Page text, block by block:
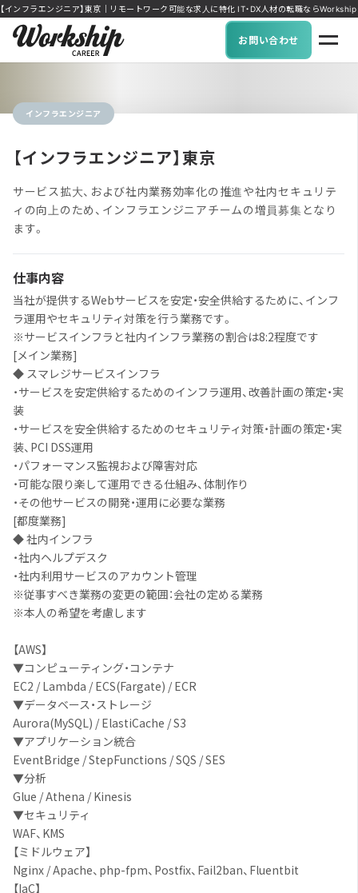
【インフラエンジニア】東京｜リモートワーク可能な求人に特化 IT・DX人材の転職ならWorkship
お問い合わせ
インフラエンジニア
【インフラエンジニア】東京
サービス拡大、および社内業務効率化の推進や社内セキュリテ
ィの向上のため、インフラエンジニアチームの増員募集となり
ます。
仕事内容
当社が提供するWebサービスを安定・安全供給するために、インフ
ラ運用やセキュリティ対策を行う業務です。
※サービスインフラと社内インフラ業務の割合は8:2程度です
[メイン業務]
◆ スマレジサービスインフラ
・サービスを安定供給するためのインフラ運用、改善計画の策定・実
装
・サービスを安全供給するためのセキュリティ対策・計画の策定・実
装、PCI DSS運用
・パフォーマンス監視および障害対応
・可能な限り楽して運用できる仕組み、体制作り
・その他サービスの開発・運用に必要な業務
[都度業務]
◆ 社内インフラ
・社内ヘルプデスク
・社内利用サービスのアカウント管理
※従事すべき業務の変更の範囲：会社の定める業務
※本人の希望を考慮します
【AWS】
▼コンピューティング・コンテナ
EC2 / Lambda / ECS(Fargate) / ECR
▼データベース・ストレージ
Aurora(MySQL) / ElastiCache / S3
▼アプリケーション統合
EventBridge / StepFunctions / SQS / SES
▼分析
Glue / Athena / Kinesis
▼セキュリティ
WAF、KMS
【ミドルウェア】
Nginx / Apache、php-fpm、Postfix、Fail2ban、Fluentbit
【IaC】